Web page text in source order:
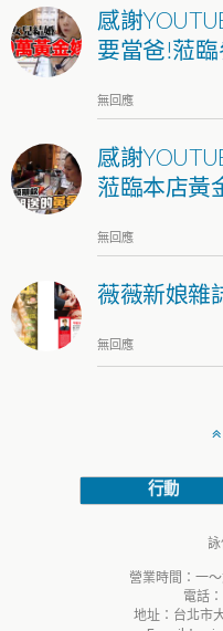
感謝
要當爸!蒞
無回應
感謝
蒞臨本店黃
無回應
薇薇新娘雜
無回應
行動
營業時間：一
電話
地址：台北市